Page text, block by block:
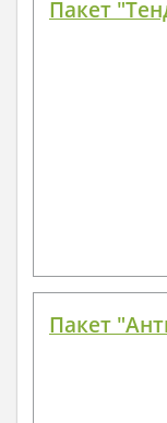
Пакет
Пакет